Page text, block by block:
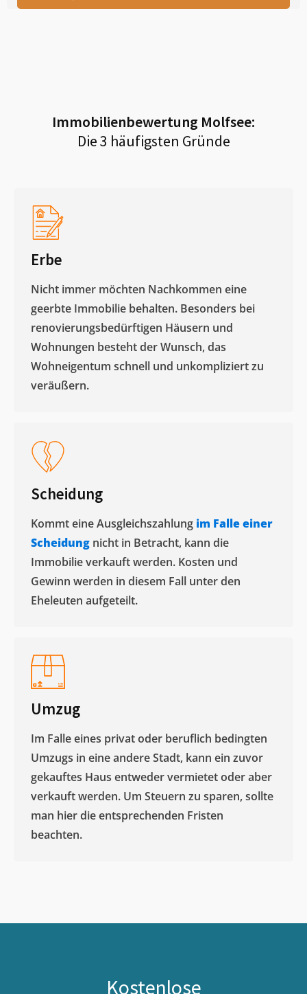
Immobilienbewertung Molfsee:
Die 3 häufigsten Gründe
Erbe
Nicht immer möchten Nachkommen eine
geerbte Immobilie behalten. Besonders bei
renovierungsbedürftigen Häusern und
Wohnungen besteht der Wunsch, das
Wohneigentum schnell und unkompliziert zu
veräußern. ​
Scheidung
Kommt eine Ausgleichszahlung im Falle einer
Scheidung nicht in Betracht, kann die
Immobilie verkauft werden. Kosten und
Gewinn werden in diesem Fall unter den
Eheleuten aufgeteilt.​
Umzug
Im Falle eines privat oder beruflich bedingten
Umzugs in eine andere Stadt, kann ein zuvor
gekauftes Haus entweder vermietet oder aber
verkauft werden. Um Steuern zu sparen, sollte
man hier die entsprechenden Fristen
beachten.
Kostenlose